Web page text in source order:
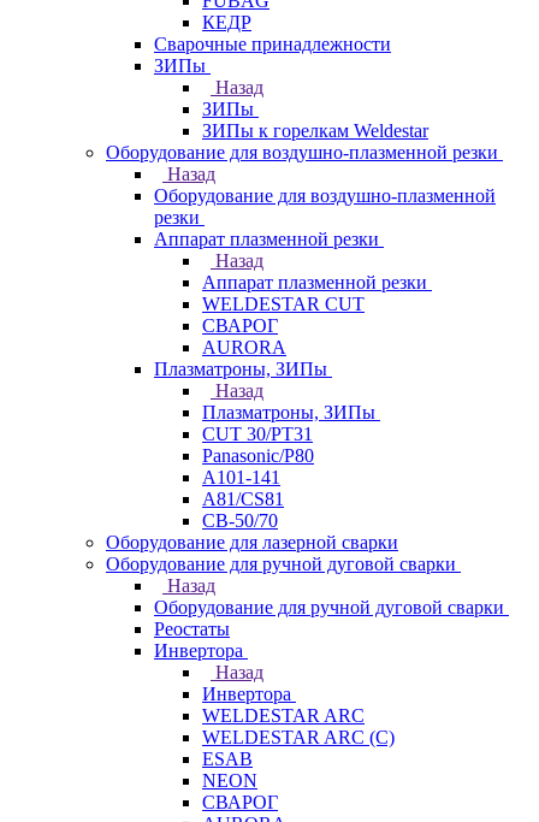
КЕДР
Сварочные принадлежности
ЗИПы
Назад
ЗИПы
ЗИПы к горелкам Weldestar
Оборудование для воздушно-плазменной резки
Назад
Оборудование для воздушно-плазменной
резки
Аппарат плазменной резки
Назад
Аппарат плазменной резки
WELDESTAR CUT
СВАРОГ
AURORA
Плазматроны, ЗИПы
Назад
Плазматроны, ЗИПы
CUT 30/PT31
Panasonic/P80
А101-141
А81/CS81
СВ-50/70
Оборудование для лазерной сварки
Оборудование для ручной дуговой сварки
Назад
Оборудование для ручной дуговой сварки
Реостаты
Инвертора
Назад
Инвертора
WELDESTAR ARC
WELDESTAR ARC (С)
ESAB
NEON
СВАРОГ